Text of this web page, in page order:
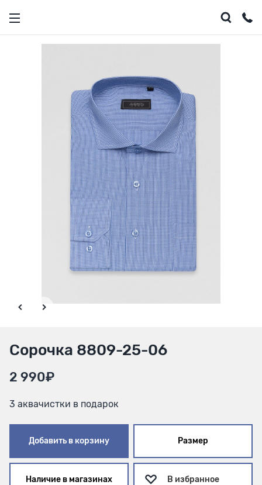
Сорочка 8809-25-06
2 990₽
3 аквачистки в подарок
Добавить в корзину Размер
Наличие в магазинах В избранное